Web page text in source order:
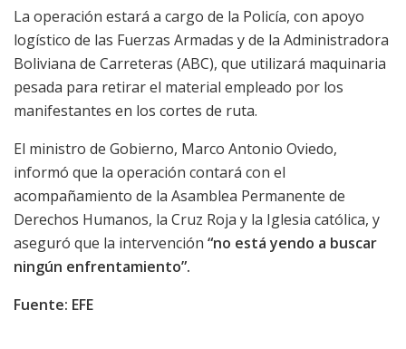
La operación estará a cargo de la Policía, con apoyo
logístico de las Fuerzas Armadas y de la Administradora
Boliviana de Carreteras (ABC), que utilizará maquinaria
pesada para retirar el material empleado por los
manifestantes en los cortes de ruta.
El ministro de Gobierno, Marco Antonio Oviedo,
informó que la operación contará con el
acompañamiento de la Asamblea Permanente de
Derechos Humanos, la Cruz Roja y la Iglesia católica, y
aseguró que la intervención “no está yendo a buscar
ningún enfrentamiento”.
Fuente: EFE